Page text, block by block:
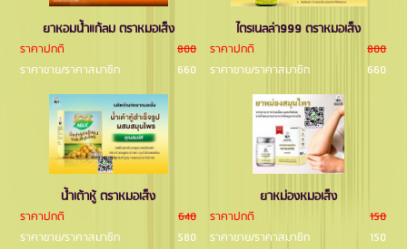
ยาหอมนํ้าแก้ลม ตราหมอเส็ง
ราคาปกติ
800
ราคาขาย/ราคาสมาชิก
660
ไตรเนลล่า999 ตราหมอเส็ง
ราคาปกติ
800
ราคาขาย/ราคาสมาชิก
660
นํ้าเต้าหู้ ตราหมอเส็ง
ราคาปกติ
640
ราคาขาย/ราคาสมาชิก
580
ยาหม่องหมอเส็ง
ราคาปกติ
150
ราคาขาย/ราคาสมาชิก
150